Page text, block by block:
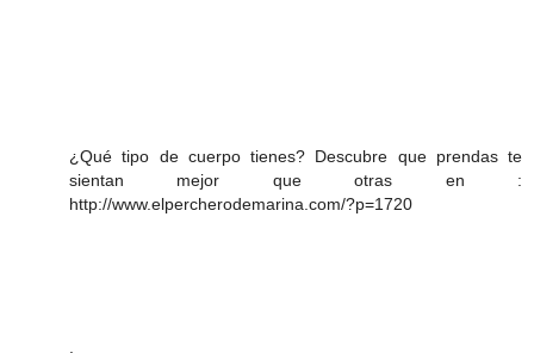
¿Qué tipo de cuerpo tienes? Descubre que prendas te
sientan mejor que otras en :
http://www.elpercherodemarina.com/?p=1720